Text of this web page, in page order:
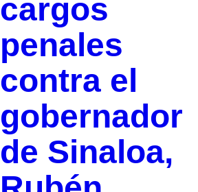
cargos
penales
contra el
gobernador
de Sinaloa,